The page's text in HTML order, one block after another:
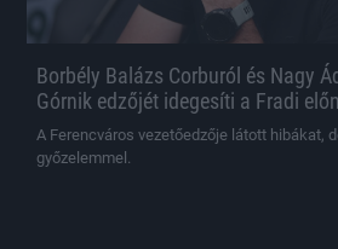
Borbély Balázs Corburól és Nagy
Górnik edzőjét idegesíti a Fradi
A Ferencváros vezetőedzője látott hibákat,
győzelemmel.